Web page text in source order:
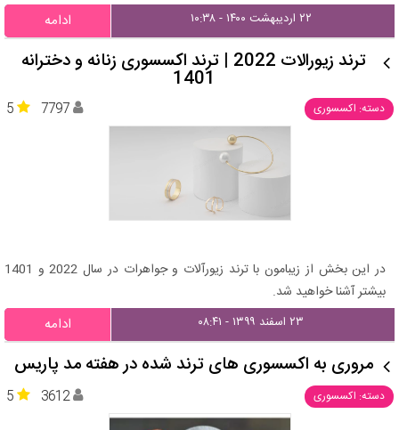
۲۲ اردیبهشت ۱۴۰۰ - ۱۰:۳۸ ادامه
ترند زیورالات 2022 | ترند اکسسوری زنانه و دخترانه
1401
دسته: اکسسوری 5 7797
در این بخش از زیبامون با ترند زیورآلات و جواهرات در سال 2022 و 1401
بیشتر آشنا خواهید شد.
۲۳ اسفند ۱۳۹۹ - ۰۸:۴۱ ادامه
مروری به اکسسوری های ترند شده در هفته مد پاریس
دسته: اکسسوری 5 3612